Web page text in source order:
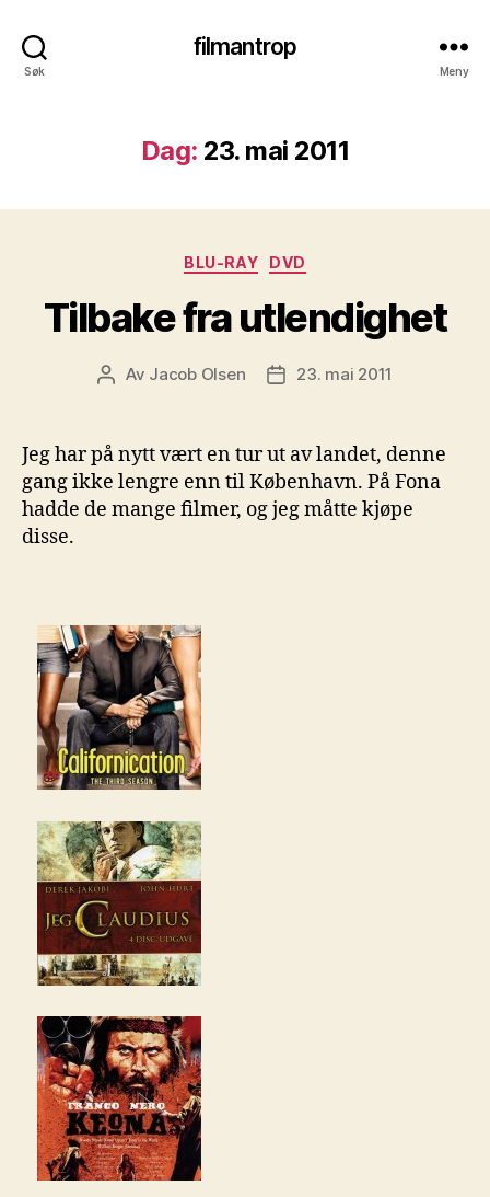
Søk
filmantrop
Meny
Dag: 23. mai 2011
Kategorier
BLU-RAY DVD
Tilbake fra utlendighet
Innleggsforfatter
Av Jacob Olsen Publiseringsdato
23. mai 2011
Jeg har på nytt vært en tur ut av landet, denne
gang ikke lengre enn til København. På Fona
hadde de mange filmer, og jeg måtte kjøpe
disse.